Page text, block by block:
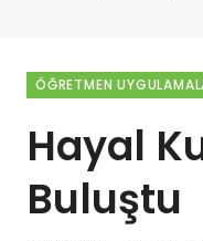
ÖĞRETMEN
Hayal
Buluştu